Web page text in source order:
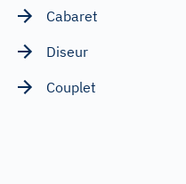
Cabaret
Diseur
Couplet